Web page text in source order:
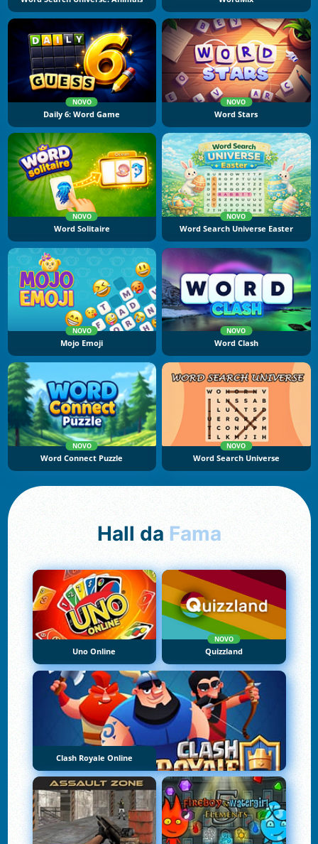
NOVO
Daily 6: Word Game
NOVO
Word Stars
NOVO
Word Solitaire
NOVO
Word Search Universe Easter
NOVO
Mojo Emoji
NOVO
Word Clash
NOVO
Word Connect Puzzle
NOVO
Word Search Universe
Hall da Fama
Uno Online
NOVO
Quizzland
Clash Royale Online